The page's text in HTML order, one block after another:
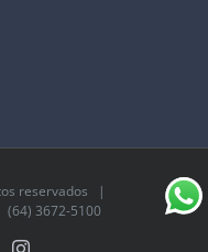
reservados |
3672-5100
Instagram